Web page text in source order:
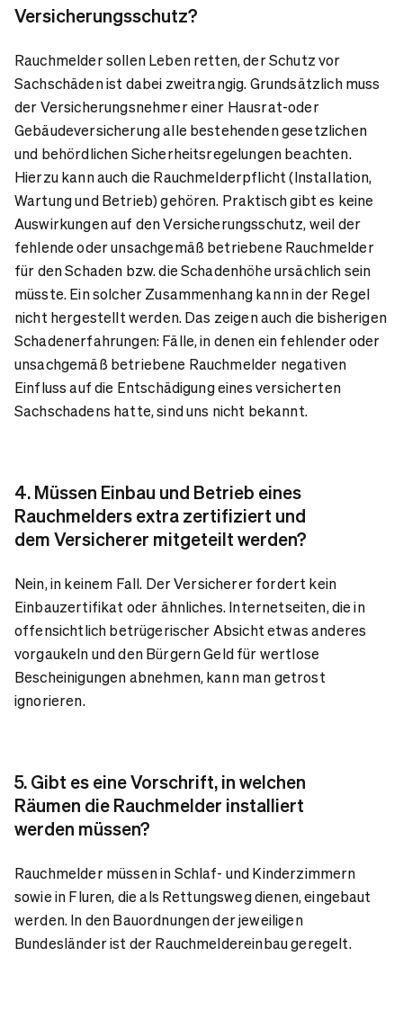
Versicherungsschutz?
Rauchmelder sollen Leben retten, der Schutz vor
Sachschäden ist dabei zweitrangig. Grundsätzlich muss
der Versicherungsnehmer einer Hausrat-oder
Gebäudeversicherung alle bestehenden gesetzlichen
und behördlichen Sicherheitsregelungen beachten.
Hierzu kann auch die Rauchmelderpflicht (Installation,
Wartung und Betrieb) gehören. Praktisch gibt es keine
Auswirkungen auf den Versicherungsschutz, weil der
fehlende oder unsachgemäß betriebene Rauchmelder
für den Schaden bzw. die Schadenhöhe ursächlich sein
müsste. Ein solcher Zusammenhang kann in der Regel
nicht hergestellt werden. Das zeigen auch die bisherigen
Schadenerfahrungen: Fälle, in denen ein fehlender oder
unsachgemäß betriebene Rauchmelder negativen
Einfluss auf die Entschädigung eines versicherten
Sachschadens hatte, sind uns nicht bekannt.
4. Müssen Einbau und Betrieb eines
Rauchmelders extra zertifiziert und
dem Versicherer mitgeteilt werden?
Nein, in keinem Fall. Der Versicherer fordert kein
Einbauzertifikat oder ähnliches. Internetseiten, die in
offensichtlich betrügerischer Absicht etwas anderes
vorgaukeln und den Bürgern Geld für wertlose
Bescheinigungen abnehmen, kann man getrost
ignorieren.
5. Gibt es eine Vorschrift, in welchen
Räumen die Rauchmelder installiert
werden müssen?
Rauchmelder müssen in Schlaf- und Kinderzimmern
sowie in Fluren, die als Rettungsweg dienen, eingebaut
werden. In den Bauordnungen der jeweiligen
Bundesländer ist der Rauchmeldereinbau geregelt.